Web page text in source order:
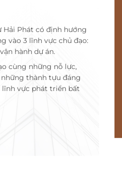
Hải Phát có định hướng
vào 3 lĩnh vực chủ đạo:
hành dự án.
cùng những nỗ lực,
những thành tựu đáng
vực phát triển bất